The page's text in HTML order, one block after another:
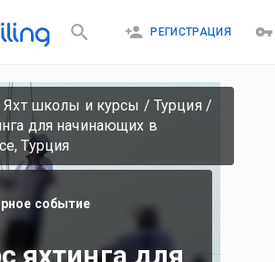
РЕГИСТРАЦИЯ
Яхт школы и курсы / Турция /
для начинающих в
Турция
событие
яхтинга для